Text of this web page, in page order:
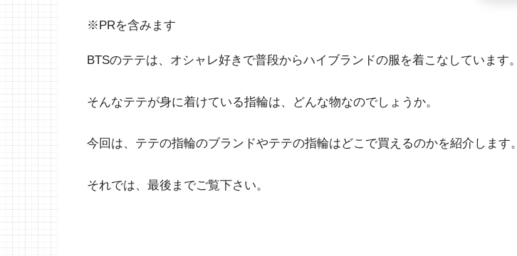
※PRを含みます
BTSのテテは、オシャレ好きで普段からハイブランドの服を着こなしています。
そんなテテが身に着けている指輪は、どんな物なのでしょうか。
今回は、テテの指輪のブランドやテテの指輪はどこで買えるのかを紹介します。
それでは、最後までご覧下さい。